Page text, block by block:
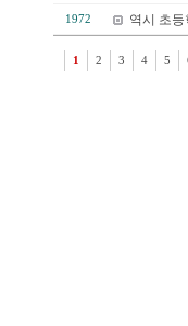
1972 역시 초
1 2 3 4 5